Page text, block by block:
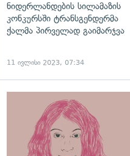
ნიდერლანდების სილამაზის
კონკურსში ტრანსგენდერმა
ქალმა პირველად გაიმარჯვა
11 ივლისი 2023, 07:34